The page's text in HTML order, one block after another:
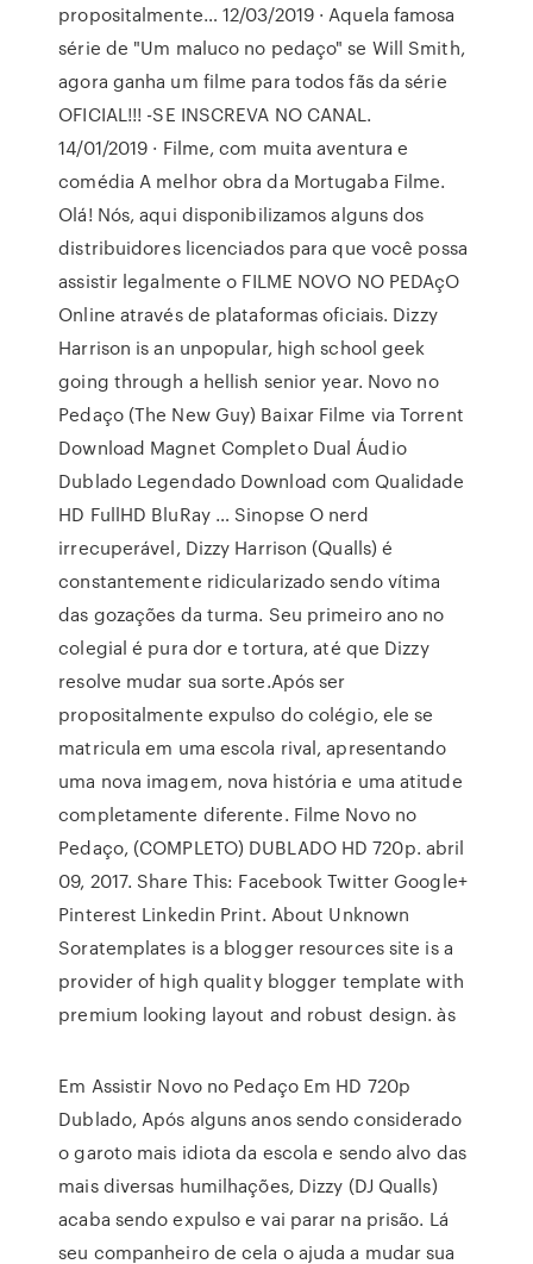
propositalmente… 12/03/2019 · Aquela famosa
série de "Um maluco no pedaço" se Will Smith,
agora ganha um filme para todos fãs da série
OFICIAL!!! -SE INSCREVA NO CANAL.
14/01/2019 · Filme, com muita aventura e
comédia A melhor obra da Mortugaba Filme.
Olá! Nós, aqui disponibilizamos alguns dos
distribuidores licenciados para que você possa
assistir legalmente o FILME NOVO NO PEDAçO
Online através de plataformas oficiais. Dizzy
Harrison is an unpopular, high school geek
going through a hellish senior year. Novo no
Pedaço (The New Guy) Baixar Filme via Torrent
Download Magnet Completo Dual Áudio
Dublado Legendado Download com Qualidade
HD FullHD BluRay … Sinopse O nerd
irrecuperável, Dizzy Harrison (Qualls) é
constantemente ridicularizado sendo vítima
das gozações da turma. Seu primeiro ano no
colegial é pura dor e tortura, até que Dizzy
resolve mudar sua sorte.Após ser
propositalmente expulso do colégio, ele se
matricula em uma escola rival, apresentando
uma nova imagem, nova história e uma atitude
completamente diferente. Filme Novo no
Pedaço, (COMPLETO) DUBLADO HD 720p. abril
09, 2017. Share This: Facebook Twitter Google+
Pinterest Linkedin Print. About Unknown
Soratemplates is a blogger resources site is a
provider of high quality blogger template with
premium looking layout and robust design. às
Em Assistir Novo no Pedaço Em HD 720p
Dublado, Após alguns anos sendo considerado
o garoto mais idiota da escola e sendo alvo das
mais diversas humilhações, Dizzy (DJ Qualls)
acaba sendo expulso e vai parar na prisão. Lá
seu companheiro de cela o ajuda a mudar sua